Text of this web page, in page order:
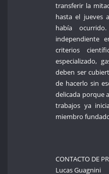
transferir la
hasta el jueves
había
independiente
criterios
especializado,
deben ser
de hacerlo sin
delicada porque
trabajos ya
miembro
CONTACTO DE
Lucas Guagnini